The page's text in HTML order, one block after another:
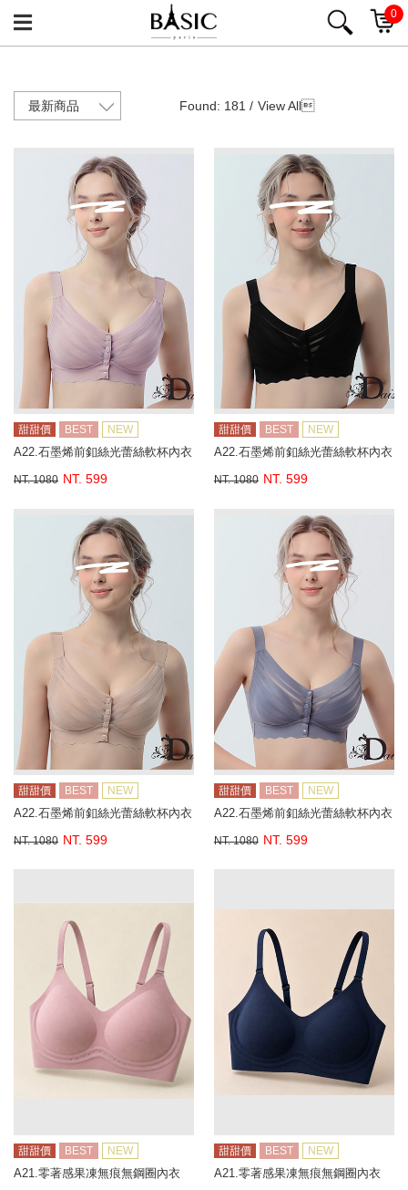
0
Found: 181 / View All
甜甜價 BEST NEW
A22.石墨烯前釦絲光蕾絲軟杯內衣
NT. 1080 NT. 599
甜甜價 BEST NEW
A22.石墨烯前釦絲光蕾絲軟杯內衣
NT. 1080 NT. 599
甜甜價 BEST NEW
A22.石墨烯前釦絲光蕾絲軟杯內衣
NT. 1080 NT. 599
甜甜價 BEST NEW
A22.石墨烯前釦絲光蕾絲軟杯內衣
NT. 1080 NT. 599
甜甜價 BEST NEW
A21.零著感果凍無痕無鋼圈內衣
甜甜價 BEST NEW
A21.零著感果凍無痕無鋼圈內衣